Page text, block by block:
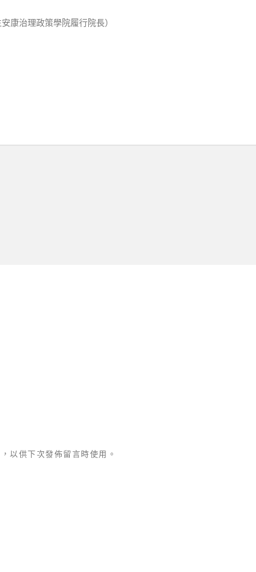
治理政策學院履行院長）
以供下次發佈留言時使用。